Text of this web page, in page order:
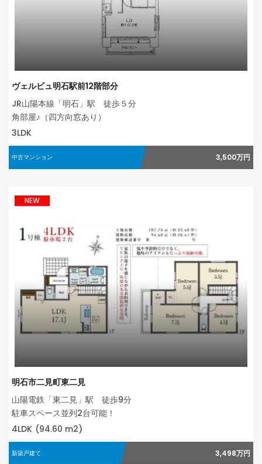
ヴェルビュ明石駅前12階部分
JR山陽本線「明石」駅 徒歩５分
角部屋♪（四方向窓あり）
3LDK
中古マンション 3,500万円
NEW
明石市二見町東二見
山陽電鉄「東二見」駅 徒歩9分
駐車スペース並列2台可能！
4LDK (94.60 m2)
新築戸建て 3,498万円